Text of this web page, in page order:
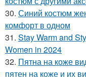
30. Синий костюм
комфорт в одном
31. Stay Warm and
Women in 2024
32. Пятна на коже
пятен на коже и их